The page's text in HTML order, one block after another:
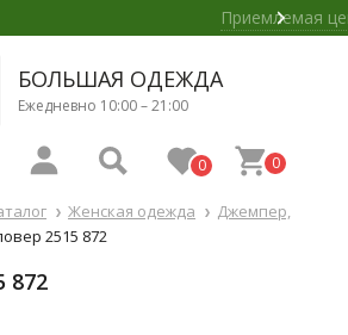
БОЛЬШАЯ ОДЕЖДА
Ежедневно 10:00 – 21:00
0 0
Женская одежда
Джемпер,
2515 872
872